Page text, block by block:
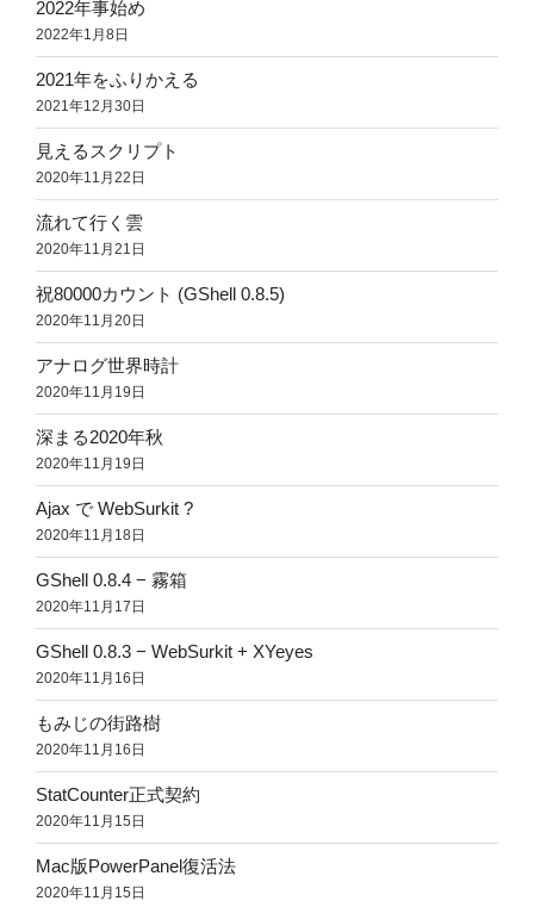
2022年事始め
2022年1月8日
2021年をふりかえる
2021年12月30日
見えるスクリプト
2020年11月22日
流れて行く雲
2020年11月21日
祝80000カウント (GShell 0.8.5)
2020年11月20日
アナログ世界時計
2020年11月19日
深まる2020年秋
2020年11月19日
Ajax で WebSurkit ?
2020年11月18日
GShell 0.8.4 − 霧箱
2020年11月17日
GShell 0.8.3 − WebSurkit + XYeyes
2020年11月16日
もみじの街路樹
2020年11月16日
StatCounter正式契約
2020年11月15日
Mac版PowerPanel復活法
2020年11月15日